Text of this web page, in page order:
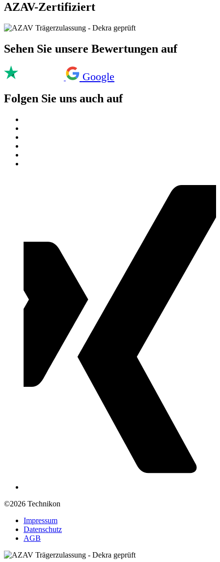
AZAV-Zertifiziert
Sehen Sie unsere Bewertungen auf
Google
Folgen Sie uns auch auf
©2026 Technikon
Impressum
Datenschutz
AGB